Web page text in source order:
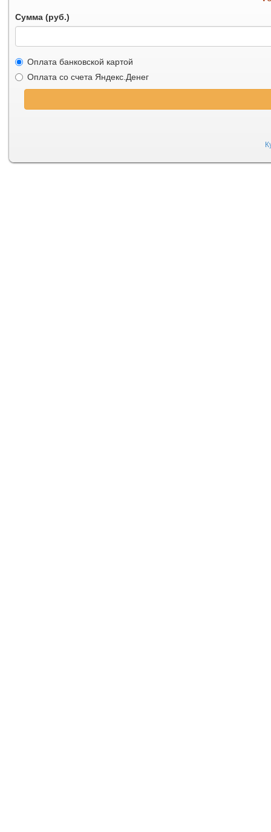
Сумма (руб.)
Оплата банковской картой
Оплата со счета Яндекс.Денег